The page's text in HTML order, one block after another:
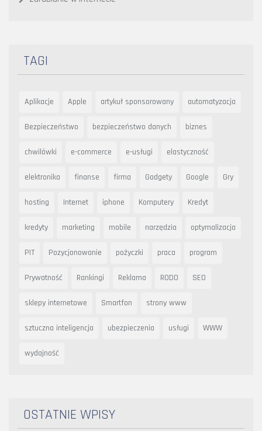
TAGI
Aplikacje Apple artykuł sponsorowany automatyzacja
Bezpieczeństwo bezpieczeństwo danych biznes
chwilówki e-commerce e-usługi elastyczność
elektronika finanse firma Gadgety Google Gry
hosting Internet iphone Komputery Kredyt
kredyty marketing mobile narzędzia optymalizacja
PIT Pozycjonowanie pożyczki praca program
Prywatność Rankingi Reklama RODO SEO
sklepy internetowe Smartfon strony www
sztuczna inteligencja ubezpieczenia usługi WWW
wydajność
OSTATNIE WPISY